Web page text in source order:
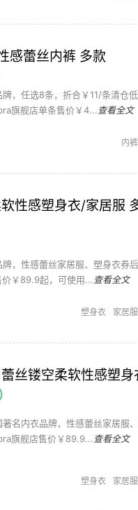
感蕾丝内裤 多款
，任选8条，折合￥11/条清仓
旗舰店单条售价￥4... 查看全文
内裤
性感塑身衣/家居服
，性感蕾丝家居服、塑身衣券
￥89.9起，可使用... 查看全文
塑身衣 家居服
丝镂空柔软性感塑身
著名内衣品牌，性感蕾丝家居服
旗舰店售价￥89.9... 查看全文
塑身衣 家居服